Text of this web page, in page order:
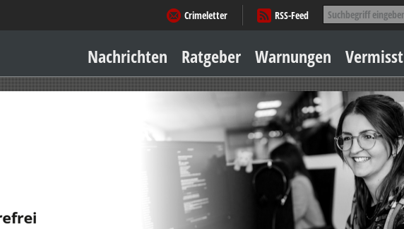
Suche
nach:
Crimeletter
RSS-Feed
Inhalt
springen
Nachrichten Ratgeber
Sicher zu Hause
Geld & Einkauf
Amore & mehr
Mobiles Leben
Arbeitsleben
Warnungen Vermisst